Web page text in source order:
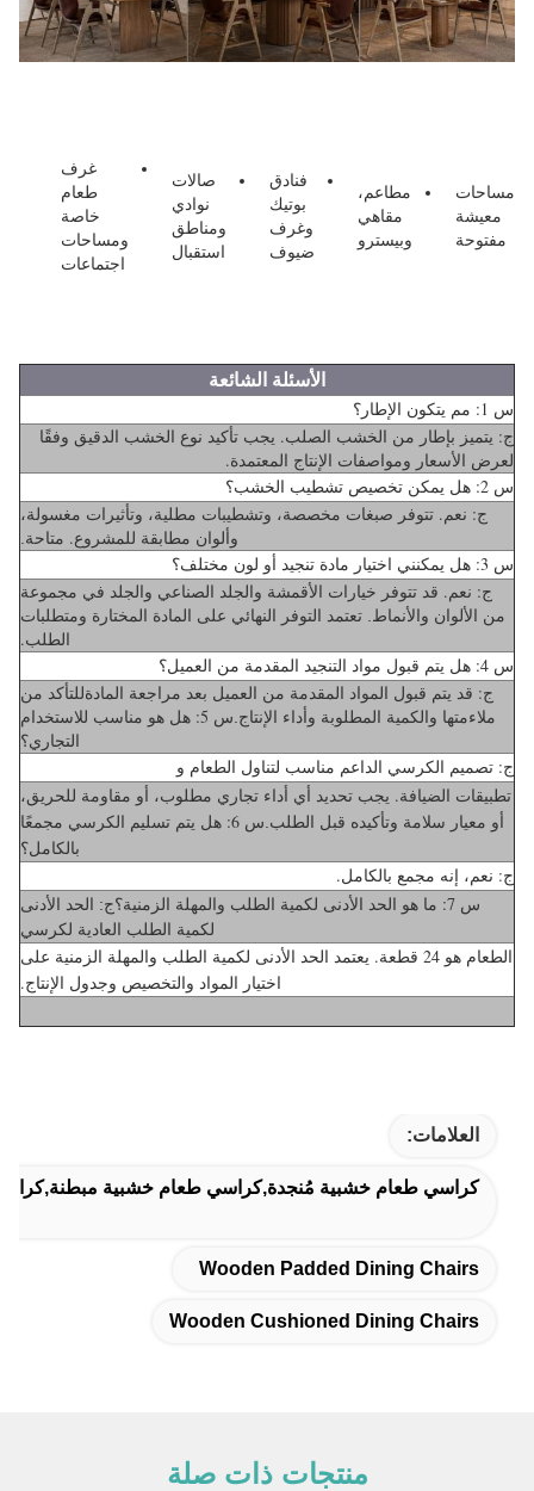
مساحات
معيشة
مفتوحة
مطاعم،
مقاهي
وبيسترو
فنادق
بوتيك
وغرف
ضيوف
صالات
نوادي
ومناطق
استقبال
غرف
طعام
خاصة
ومساحات
اجتماعات
الأسئلة الشائعة
س 1: مم يتكون الإطار؟
ج: يتميز بإطار من الخشب الصلب. يجب تأكيد نوع الخشب الدقيق وفقًا
لعرض الأسعار ومواصفات الإنتاج المعتمدة.
س 2: هل يمكن تخصيص تشطيب الخشب؟
ج: نعم. تتوفر صبغات مخصصة، وتشطيبات مطلية، وتأثيرات مغسولة،
وألوان مطابقة للمشروع. متاحة.
س 3: هل يمكنني اختيار مادة تنجيد أو لون مختلف؟
ج: نعم. قد تتوفر خيارات الأقمشة والجلد الصناعي والجلد في مجموعة
من الألوان والأنماط. تعتمد التوفر النهائي على المادة المختارة ومتطلبات
الطلب.
س 4: هل يتم قبول مواد التنجيد المقدمة من العميل؟
ج: قد يتم قبول المواد المقدمة من العميل بعد مراجعة المادةللتأكد من
ملاءمتها والكمية المطلوبة وأداء الإنتاج.
س 5: هل هو مناسب للاستخدام
التجاري؟
ج: تصميم الكرسي الداعم مناسب لتناول الطعام و
تطبيقات الضيافة. يجب تحديد أي أداء تجاري مطلوب، أو مقاومة للحريق،
أو معيار سلامة وتأكيده قبل الطلب.
س 6: هل يتم تسليم الكرسي مجمعًا
بالكامل؟
ج: نعم، إنه مجمع بالكامل.
س 7: ما هو الحد الأدنى لكمية الطلب والمهلة الزمنية؟
ج: الحد الأدنى
لكمية الطلب العادية لكرسي
الطعام هو 24 قطعة. يعتمد الحد الأدنى لكمية الطلب والمهلة الزمنية على
اختيار المواد والتخصيص وجدول الإنتاج.
العلامات:
كراسي طعام خشبية مُنجدة,كراسي طعام خشبية
Wooden Padded Dining Chairs
Wooden Cushioned Dining Chairs
منتجات ذات صلة